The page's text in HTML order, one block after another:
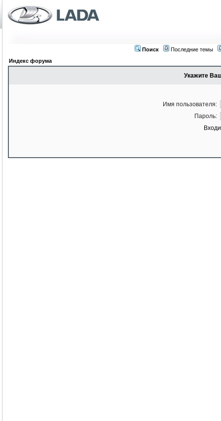
Поиск
Последние темы
Индекс форума
Укажите
Имя пользователя:
Пароль: